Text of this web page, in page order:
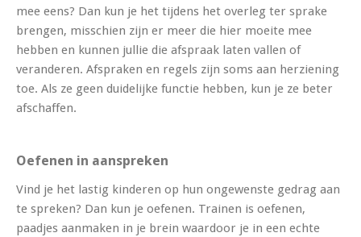
mee eens? Dan kun je het tijdens het overleg ter sprake
brengen, misschien zijn er meer die hier moeite mee
hebben en kunnen jullie die afspraak laten vallen of
veranderen. Afspraken en regels zijn soms aan herziening
toe. Als ze geen duidelijke functie hebben, kun je ze beter
afschaffen.
Oefenen in aanspreken
Vind je het lastig kinderen op hun ongewenste gedrag aan
te spreken? Dan kun je oefenen. Trainen is oefenen,
paadjes aanmaken in je brein waardoor je in een echte